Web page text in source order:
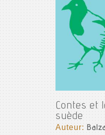
Contes et
suède
Auteur: